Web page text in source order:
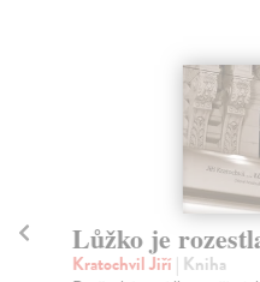
Lůžko je
Kratochvil Jiří | Kniha